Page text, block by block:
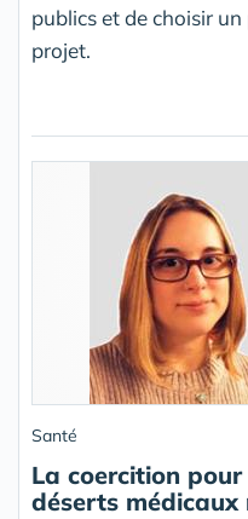
publics et de choisir
projet.
Santé
La coercition
déserts